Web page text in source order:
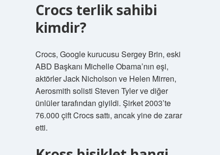
Crocs terlik sahibi
kimdir?
Crocs, Google kurucusu Sergey Brin, eski
ABD Başkanı Michelle Obama’nın eşi,
aktörler Jack Nicholson ve Helen Mirren,
Aerosmith solisti Steven Tyler ve diğer
ünlüler tarafından giyildi. Şirket 2003’te
76.000 çift Crocs sattı, ancak yine de zarar
etti.